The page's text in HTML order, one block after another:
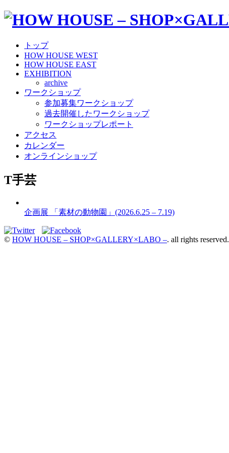
トップ
HOW HOUSE WEST
HOW HOUSE EAST
EXHIBITION
archive
ワークショップ
参加募集ワークショップ
過去開催したワークショップ
ワークショップレポート
アクセス
カレンダー
オンラインショップ
T手芸
企画展 「素材の動物園」(2026.6.25 – 7.19)
© HOW HOUSE – SHOP×GALLERY×LABO –. all rights reserved.